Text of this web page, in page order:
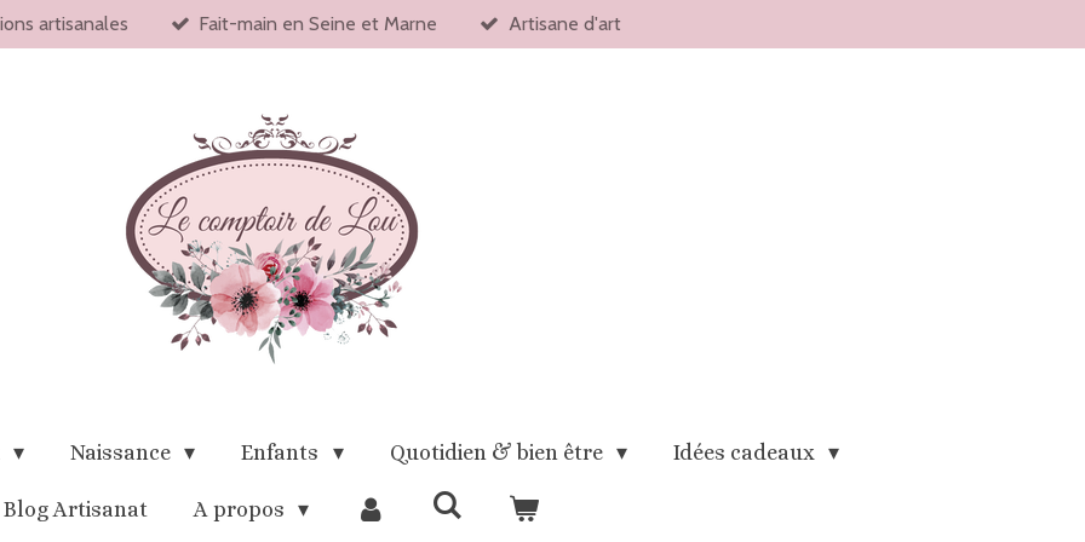
artisanales Fait-main en Seine et Marne Artisane d'art
Naissance Enfants Quotidien & bien être Idées cadeaux
Blog Artisanat A propos